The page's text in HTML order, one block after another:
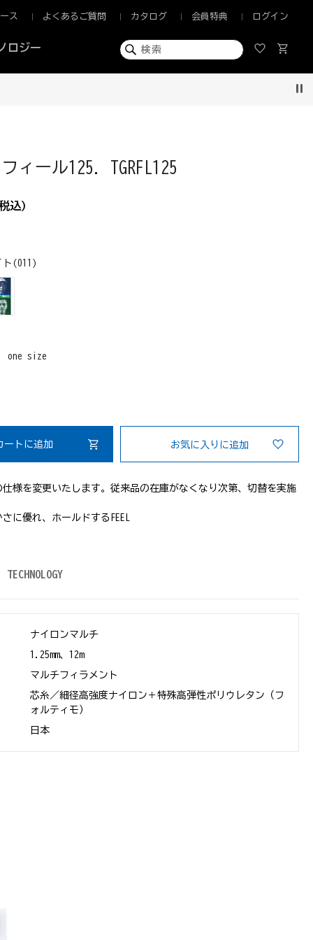
ロジー
ス よくあるご質問 カタログ 会員特典 ログイン
ィール125. TGRFL125
込)
ト(011)
one size
ートに追加 お気に入りに追加
様を変更いたします。従来品の在庫がなくなり次第、切替を実施
に優れ、ホールドするFEEL
TECHNOLOGY
ナイロンマルチ
1.25mm、12m
マルチフィラメント
芯糸／細径高強度ナイロン＋特殊高弾性ポリウレタン（フ
ォルティモ）
日本